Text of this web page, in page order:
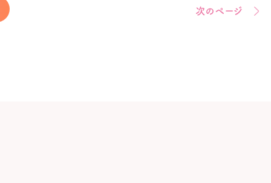
次のページ